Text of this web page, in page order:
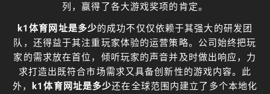
列，赢得了各大游戏奖项的肯定。
k1体育网址是多少的成功不仅仅依赖于其强大的研发团
队，还得益于其注重玩家体验的运营策略。公司始终把玩
家的需求放在首位，倾听玩家的声音并及时做出响应，力
求打造出既符合市场需求又具备创新性的游戏内容。此
外，
k1体育网址是多少还在全球范围内建立了多个本地化